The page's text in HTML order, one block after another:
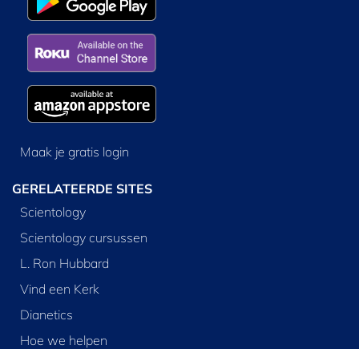
Maak je gratis login
GERELATEERDE SITES
Scientology
Scientology cursussen
L. Ron Hubbard
Vind een Kerk
Dianetics
Hoe we helpen